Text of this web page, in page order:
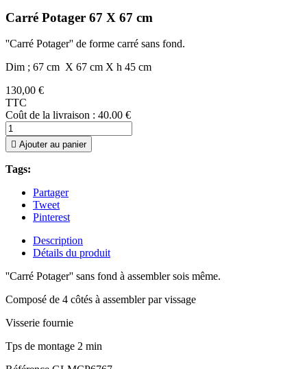
Carré Potager 67 X 67 cm
''Carré Potager'' de forme carré sans fond.
Dim ; 67 cm X 67 cm X h 45 cm
130,00 €
TTC
Coût de la livraison : 40.00 €
 Ajouter au panier
Tags:
Partager
Tweet
Pinterest
Description
Détails du produit
''Carré Potager'' sans fond à assembler sois même.
Composé de 4 côtés à assembler par vissage
Visserie fournie
Tps de montage 2 min